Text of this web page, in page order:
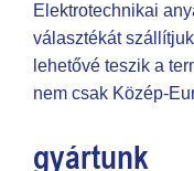
Elektrotechnikai
választékát
lehetővé teszik a
nem csak Közép-
gyártunk